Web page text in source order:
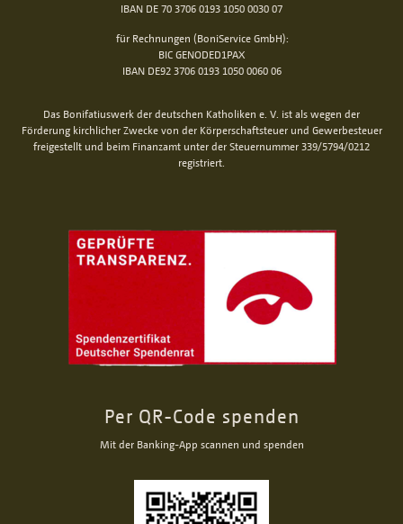
IBAN DE 70 3706 0193 1050 0030 07
für Rechnungen (BoniService GmbH):
BIC GENODED1PAX
IBAN DE92 3706 0193 1050 0060 06
Das Bonifatiuswerk der deutschen Katholiken e. V. ist als wegen der
Förderung kirchlicher Zwecke von der Körperschaftsteuer und Gewerbesteuer
freigestellt und beim Finanzamt unter der Steuernummer 339/5794/0212
registriert.
Per QR-Code spenden
Mit der Banking-App scannen und spenden